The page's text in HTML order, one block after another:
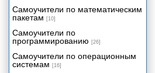
Самоучители по математическим
пакетам [10]
Самоучители по
программированию [26]
Самоучители по операционным
системам [16]